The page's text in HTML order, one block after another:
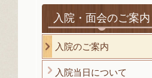
入院・面会のご案内
入院のご案内
入院当日について